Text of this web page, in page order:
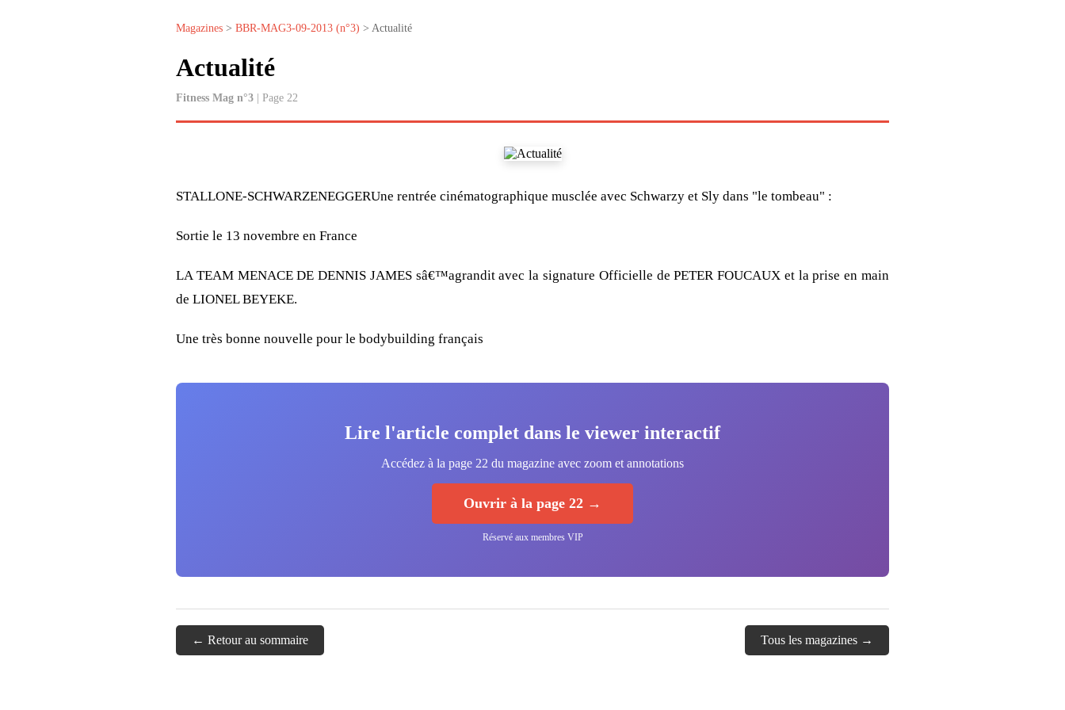
Magazines > BBR-MAG3-09-2013 (n°3) > Actualité
Actualité
Fitness Mag n°3 | Page 22
STALLONE-SCHWARZENEGGERUne rentrée cinématographique musclée avec Schwarzy et Sly dans "le tombeau" :
Sortie le 13 novembre en France
LA TEAM MENACE DE DENNIS JAMES sâ€™agrandit avec la signature Officielle de PETER FOUCAUX et la prise en main
de LIONEL BEYEKE.
Une très bonne nouvelle pour le bodybuilding français
Lire l'article complet dans le viewer interactif
Accédez à la page 22 du magazine avec zoom et annotations
Ouvrir à la page 22 →
Réservé aux membres VIP
← Retour au sommaire Tous les magazines →